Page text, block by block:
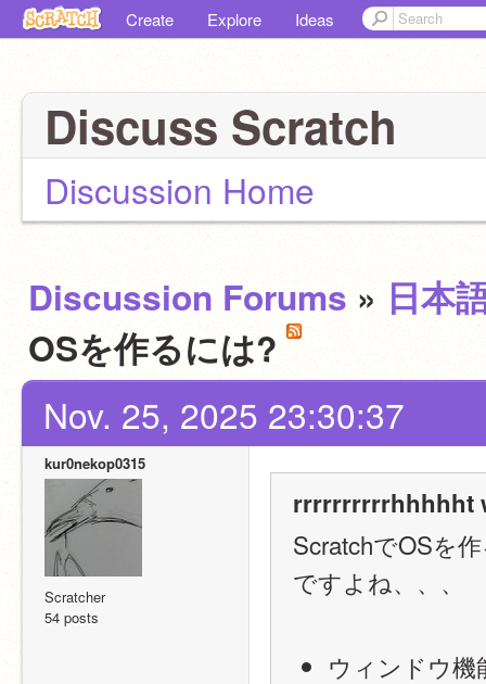
Create Explore Ideas
Discuss Scratch
Discussion Home
Discussion Forums » 日本
OSを作るには?
Nov. 25, 2025 23:30:37
kur0nekop0315
Scratcher
54 posts
rrrrrrrrrrhhhhht
ScratchでOSを
ですよね、、、
ウィンドウ